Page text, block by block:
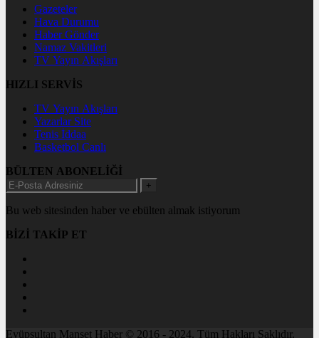
Gazeteler
Hava Durumu
Haber Gönder
Namaz Vakitleri
TV Yayın Akışları
HIZLI SERVİS
TV Yayın Akışları
Yazarlar Site
Tenis İddaa
Basketbol Canlı
BÜLTEN ABONELİĞİ
+
Bu web sitesinden haber ve ebülten almak istiyorum
BİZİ TAKİP ET
Eyüpsultan Manşet Haber © 2016 - 2024. Tüm Hakları Saklıdır.